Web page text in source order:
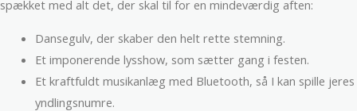
spækket med alt det, der skal til for en mindeværdig aften:
Dansegulv, der skaber den helt rette stemning.
Et imponerende lysshow, som sætter gang i festen.
Et kraftfuldt musikanlæg med Bluetooth, så I kan spille jeres
yndlingsnumre.